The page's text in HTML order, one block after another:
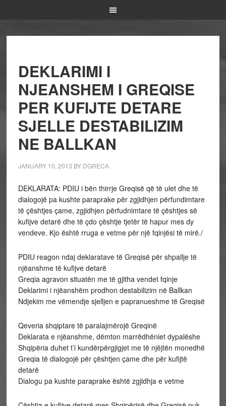
DEKLARIMI I
NJEANSHEM I GREQISE
PER KUFIJTE DETARE
SJELLE DESTABILIZIM
NE BALLKAN
JANUARY 10, 2013 BY DGRECA
DEKLARATA: PDIU i bën thirrje Greqisë që të ulet dhe të
dialogojë pa kushte paraprake për zgjidhjen përfundimtare
të çështjes çame, zgjidhjen përfudnimtare të çështjes së
kufijve detarë dhe të çdo çështje tjetër të hapur mes dy
vendeve. Kjo është rruga e vetme për një fqinjësi të mirë./
PDIU reagon ndaj deklaratave të Greqisë për shpallje të
njëanshme të kufijve detarë
Greqia agravon situatën me të gjitha vendet fqinje
Deklarimi i njëanshëm prodhon destabilizim në Ballkan
Ndjekim me vëmendje sjelljen e papranueshme të Greqisë
Qeveria shqiptare të paralajmërojë Greqinë
Deklarata e njëanshme, dëmton marrëdhëniet dypalëshe
Shqipëria duhet t’i kundërpërgjigjet me të njëjtën monedhë
Greqia të dialogojë për çështjen çame dhe për kufijtë
detarë
Dialogu pa kushte paraprake është zgjidhja e vetme